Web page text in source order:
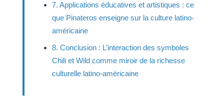
7. Applications éducatives et artistiques : ce
que Pinateros enseigne sur la culture latino-
américaine
8. Conclusion : L’interaction des symboles
Chili et Wild comme miroir de la richesse
culturelle latino-américaine